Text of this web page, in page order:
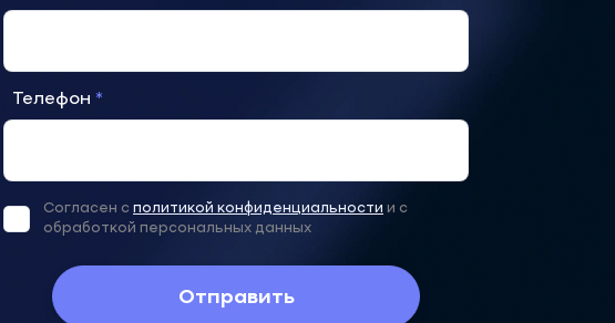
Телефон
Согласен с политикой конфиденциальности и с
обработкой персональных данных
Отправить